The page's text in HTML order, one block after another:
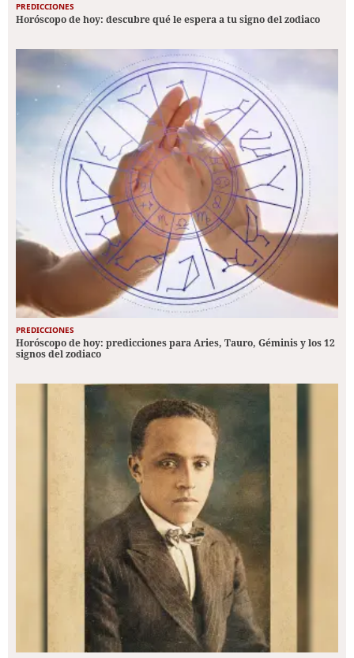
PREDICCIONES
Horóscopo de hoy: descubre qué le espera a tu signo del zodiaco
PREDICCIONES
Horóscopo de hoy: predicciones para Aries, Tauro, Géminis y los 12
signos del zodiaco